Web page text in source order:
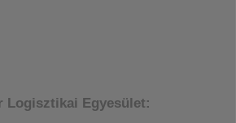
Logisztikai Egyesület: